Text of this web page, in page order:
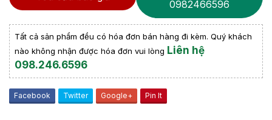
0982466596
Tất cả sản phẩm đều có hóa đơn bán hàng đi kèm. Quý khách
nào không nhận được hóa đơn vui lòng Liên hệ
098.246.6596
Facebook Twitter Google+ Pin It